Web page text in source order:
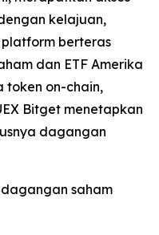
kelajuan,
berteras
dan ETF Amerika
token on-chain,
Bitget menetapkan
dagangan
saham